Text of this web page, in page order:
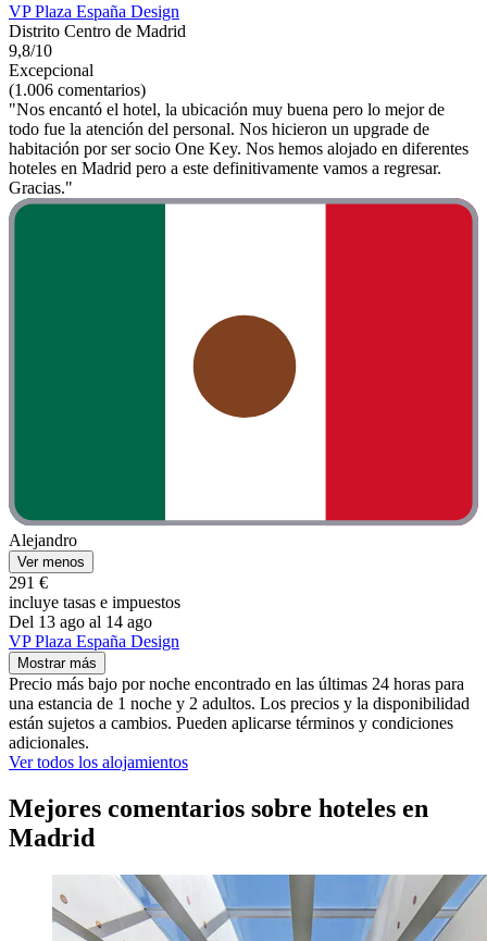
VP Plaza España Design
Distrito Centro de Madrid
9,8/10
Excepcional
(1.006 comentarios)
"Nos encantó el hotel, la ubicación muy buena pero lo mejor de
todo fue la atención del personal. Nos hicieron un upgrade de
habitación por ser socio One Key. Nos hemos alojado en diferentes
hoteles en Madrid pero a este definitivamente vamos a regresar.
Gracias."
Alejandro
Ver menos
291 €
incluye tasas e impuestos
Del 13 ago al 14 ago
VP Plaza España Design
Mostrar más
Precio más bajo por noche encontrado en las últimas 24 horas para
una estancia de 1 noche y 2 adultos. Los precios y la disponibilidad
están sujetos a cambios. Pueden aplicarse términos y condiciones
adicionales.
Ver todos los alojamientos
Mejores comentarios sobre hoteles en
Madrid